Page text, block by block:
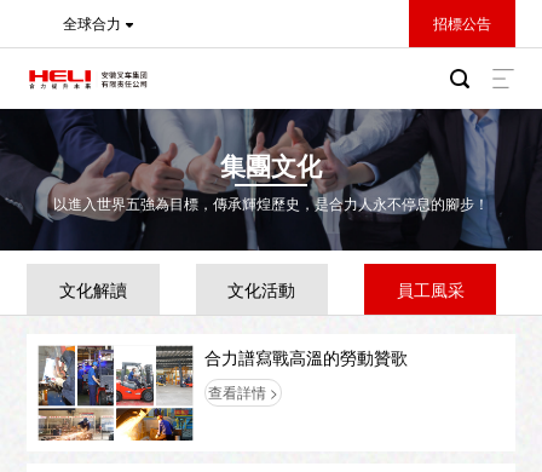
全球合力 招標公告
集團文化
以進入世界五強為目標，傳承輝煌歷史，是合力人永不停息的腳步！
文化解讀 文化活動 員工風采
合力譜寫戰高溫的勞動贊歌
查看詳情 >